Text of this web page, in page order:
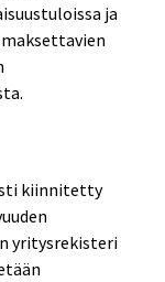
ja
kiinnitetty
yritysrekisteri